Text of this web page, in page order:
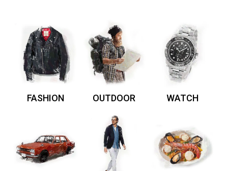
FASHION OUTDOOR WATCH